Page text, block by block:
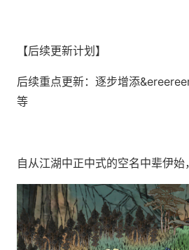
【后续更新计划】
后续重点更新：逐步增添
等
自从江湖中正中式的空名中辈伊